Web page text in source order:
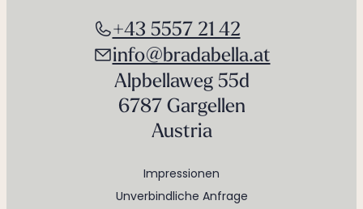
Impressionen
Unverbindliche Anfrage
+43 5557 21 42
info@bradabella.at
Alpbellaweg 55d
6787 Gargellen
Austria